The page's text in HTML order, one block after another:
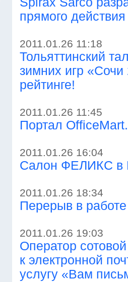
прямого действия
2011.01.26 11:18
Тольяттинский
зимних игр
рейтинге!
2011.01.26 11:45
Портал
2011.01.26 16:04
Салон ФЕЛИКС в
2011.01.26 18:34
Перерыв в
2011.01.26 19:03
Оператор
к электронной
услугу «Вам